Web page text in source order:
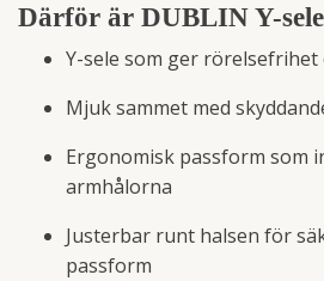
Därför är DUBLIN Y-
Y-sele som ger
Mjuk sammet med
Ergonomisk passform som
armhålorna
Justerbar runt halsen för
passform